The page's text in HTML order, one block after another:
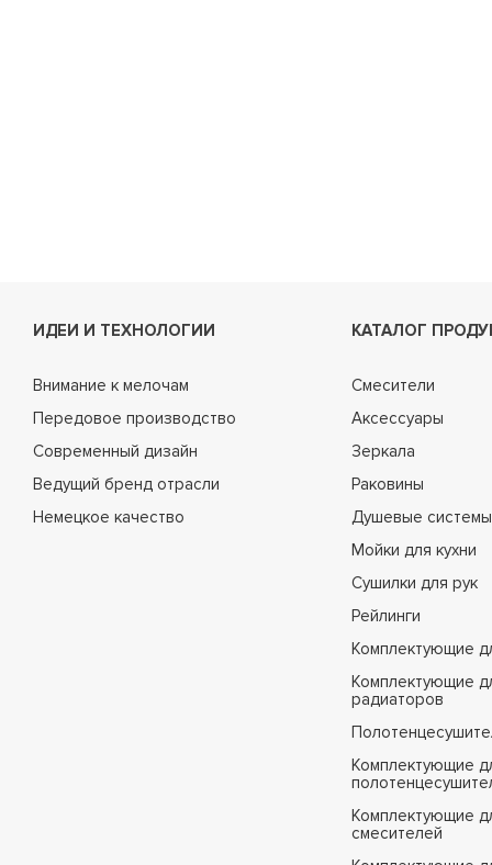
ИДЕИ И ТЕХНОЛОГИИ
Внимание к мелочам
Передовое производство
Современный дизайн
Ведущий бренд отрасли
Немецкое качество
КАТАЛОГ
Смесители
Аксессуары
Зеркала
Раковины
Душевые системы
Мойки для кухни
Сушилки для рук
Рейлинги
Комплектующие
Комплектующие
радиаторов
Комплектующие
Комплектующие
смесителей